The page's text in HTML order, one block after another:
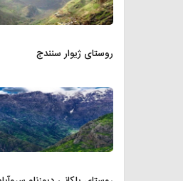
روستای ژیوار سنندج